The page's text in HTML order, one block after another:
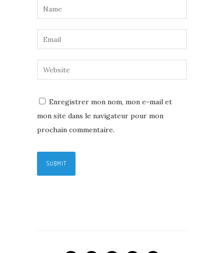
Enregistrer mon nom, mon e-mail et
mon site dans le navigateur pour mon
prochain commentaire.